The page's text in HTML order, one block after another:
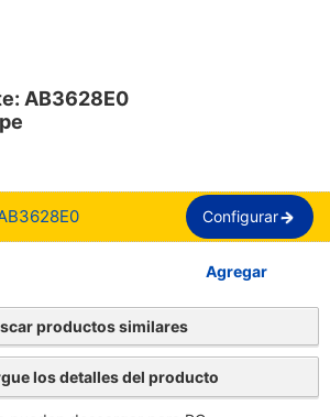
AB3628E0
Configurar
Agregar
productos similares
los detalles del producto